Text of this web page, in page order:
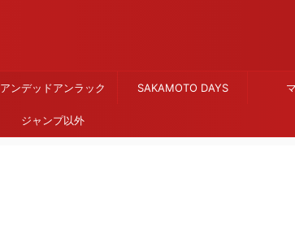
アンデッドアンラック SAKAMOTO DAYS
ジャンプ以外